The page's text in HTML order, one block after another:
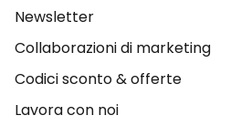
Newsletter
Collaborazioni di marketing
Codici sconto & offerte
Lavora con noi